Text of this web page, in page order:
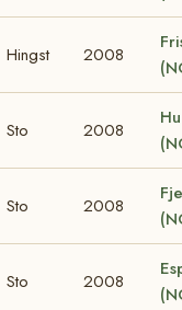
Hingst 2008
Sto 2008
Sto 2008
Sto 2008